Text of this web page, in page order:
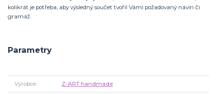
kolikrát je potřeba, aby výsledný součet tvořil Vámi požadovaný návin či
gramáž.
Parametry
Výrobce Z-ART handmade